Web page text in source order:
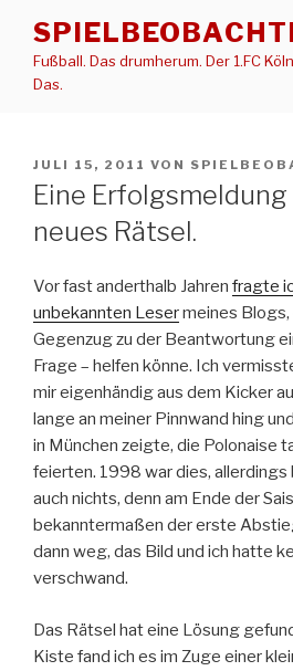
Inhalt
springenFußball. Das drumherum. Der 1.FC
Das.
VERÖFFENTLICHT
AM
JULI 15, 2011 VON
Eine Erfolgsmeldung
neues Rätsel.
Vor fast anderthalb Jahren fragte
unbekannten Lesermeines Blogs,
Gegenzug zu der Beantwortung
Frage – helfen könne. Ich
mir eigenhändig aus dem Kicker
lange an meiner Pinnwand hing
in München zeigte, die Polonaise
feierten. 1998 war dies,
auch nichts, denn am Ende der
bekanntermaßen der erste
dann weg, das Bild und ich hatte
verschwand.
Das Rätsel hat eine Lösung
Kiste fand ich es im Zuge einer